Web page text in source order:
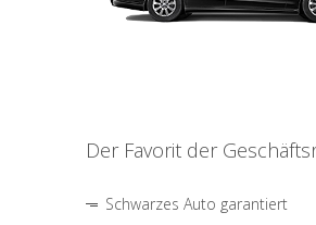
Der Favorit der
Schwarzes Auto garantiert